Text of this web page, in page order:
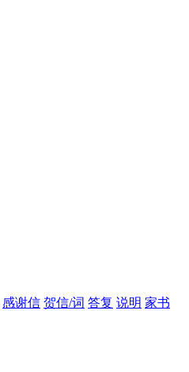
感谢信 贺信/词 答复 说明 家书